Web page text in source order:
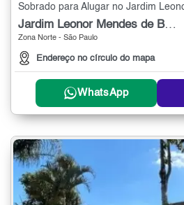
Jardim Leonor Mendes de Barros
Zona Norte - São Paulo
Endereço no círculo do mapa
WhatsApp